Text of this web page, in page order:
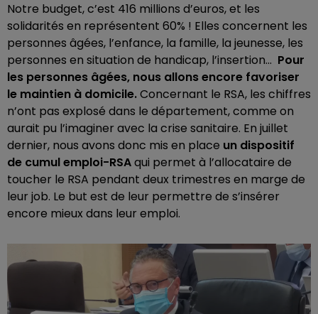
Notre budget, c’est 416 millions d’euros, et les
solidarités en représentent 60% ! Elles concernent les
personnes âgées, l’enfance, la famille, la jeunesse, les
personnes en situation de handicap, l’insertion... Pour
les personnes âgées, nous allons encore favoriser
le maintien à domicile.Concernant le RSA, les chiffres
n’ont pas explosé dans le département, comme on
aurait pu l’imaginer avec la crise sanitaire. En juillet
dernier, nous avons donc mis en place un dispositif
de cumul emploi-RSAqui permet à l’allocataire de
toucher le RSA pendant deux trimestres en marge de
leur job. Le but est de leur permettre de s’insérer
encore mieux dans leur emploi.